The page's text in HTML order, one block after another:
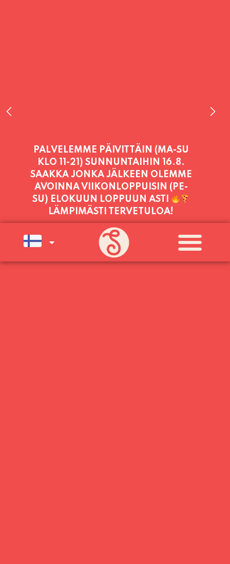
PALVELEMME TÄNÄÄN:
SUNNUNTAI 11:00 - 21:00
PALVELEMME PÄIVITTÄIN (MA-SU
KLO 11-21) SUNNUNTAIHIN 16.8.
SAAKKA JONKA JÄLKEEN OLEMME
AVOINNA VIIKONLOPPUISIN (PE-
SU) ELOKUUN LOPPUUN ASTI
LÄMPIMÄSTI TERVETULOA!